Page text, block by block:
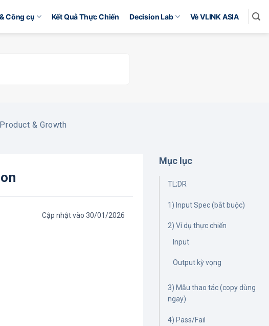
Công cụ Kết Quả Thực Chiến Decision Lab Về VLINK ASIA
& Growth
Cập nhật vào 30/01/2026
Mục lục
TL;DR
1) Input Spec (bắt buộc)
2) Ví dụ thực chiến
Input
Output kỳ vọng
3) Mẫu thao tác (copy dùng
ngay)
4) Pass/Fail